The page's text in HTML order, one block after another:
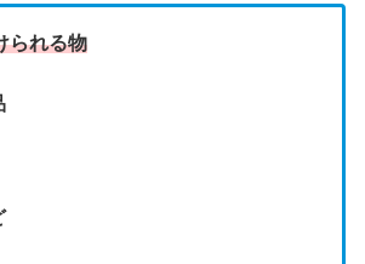
られる物